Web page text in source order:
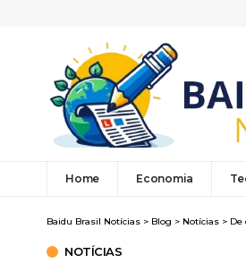
Home Economia
Baidu Brasil Notícias > Blog > Notícias > De
NOTÍCIAS